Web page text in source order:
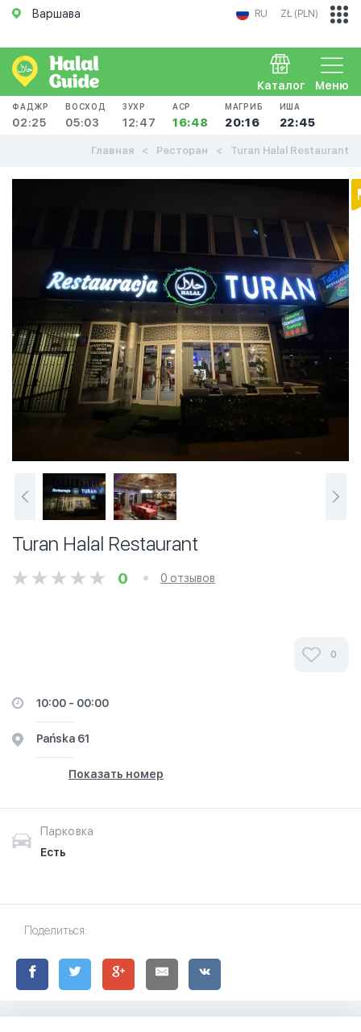
Варшава RU ZŁ (PLN)
Меню
Каталог
ФАДЖР
02:25
ВОСХОД
05:03
ЗУХР
12:47
АСР
16:48
МАГРИБ
20:16
ИША
22:45
Главная Ресторан Turan Halal Restaurant
Turan Halal Restaurant
0 0 отзывов
0
10:00 - 00:00
Pańska 61
Показать номер
Парковка
Есть
Поделиться: